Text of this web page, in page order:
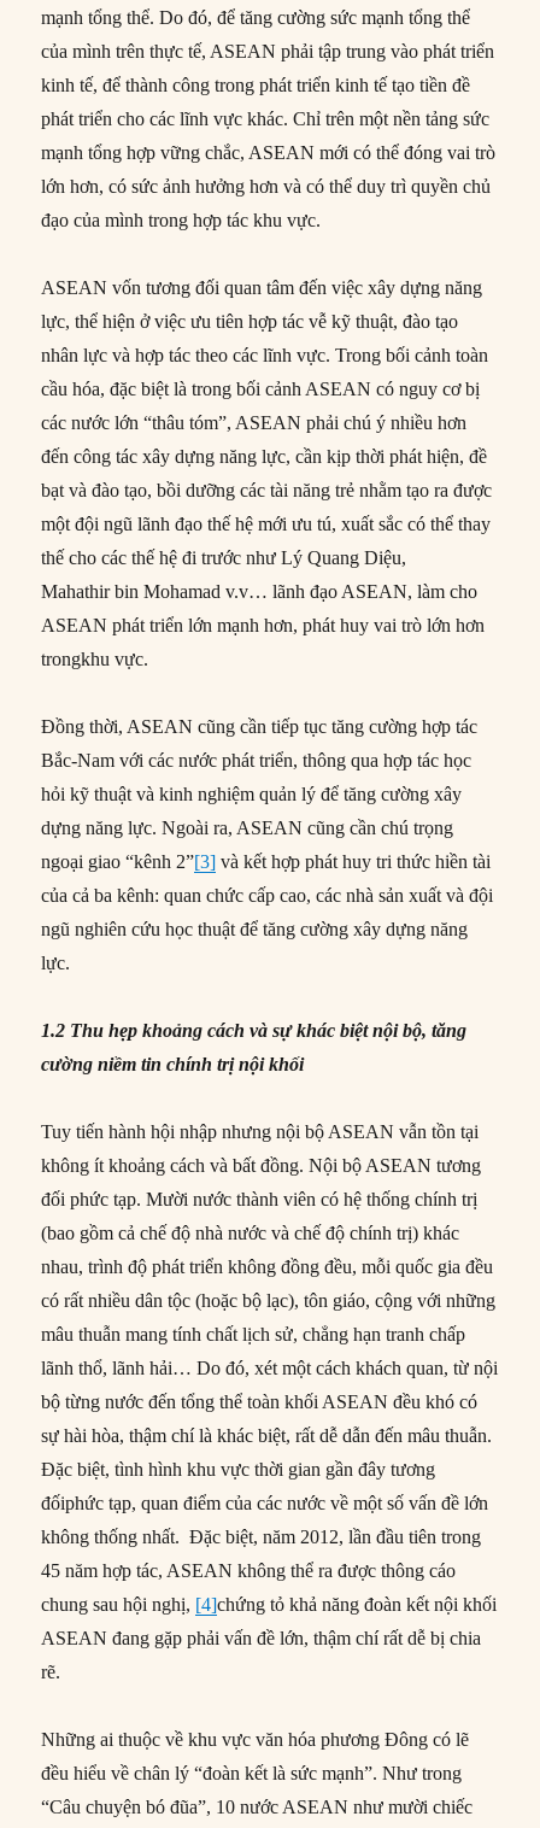
mạnh tổng thể. Do đó, để tăng cường sức mạnh tổng thể
của mình trên thực tế, ASEAN phải tập trung vào phát triển
kinh tế, để thành công trong phát triển kinh tế tạo tiền đề
phát triển cho các lĩnh vực khác. Chỉ trên một nền tảng sức
mạnh tổng hợp vững chắc, ASEAN mới có thể đóng vai trò
lớn hơn, có sức ảnh hưởng hơn và có thể duy trì quyền chủ
đạo của mình trong hợp tác khu vực.
ASEAN vốn tương đối quan tâm đến việc xây dựng năng
lực, thể hiện ở việc ưu tiên hợp tác vễ kỹ thuật, đào tạo
nhân lực và hợp tác theo các lĩnh vực. Trong bối cảnh toàn
cầu hóa, đặc biệt là trong bối cảnh ASEAN có nguy cơ bị
các nước lớn “thâu tóm”, ASEAN phải chú ý nhiều hơn
đến công tác xây dựng năng lực, cần kịp thời phát hiện, đề
bạt và đào tạo, bồi dưỡng các tài năng trẻ nhằm tạo ra được
một đội ngũ lãnh đạo thế hệ mới ưu tú, xuất sắc có thể thay
thế cho các thế hệ đi trước như Lý Quang Diệu,
Mahathir bin Mohamad v.v… lãnh đạo ASEAN, làm cho
ASEAN phát triển lớn mạnh hơn, phát huy vai trò lớn hơn
trongkhu vực.
Đồng thời, ASEAN cũng cần tiếp tục tăng cường hợp tác
Bắc-Nam với các nước phát triển, thông qua hợp tác học
hỏi kỹ thuật và kinh nghiệm quản lý để tăng cường xây
dựng năng lực. Ngoài ra, ASEAN cũng cần chú trọng
ngoại giao “kênh 2”[3] và kết hợp phát huy tri thức hiền tài
của cả ba kênh: quan chức cấp cao, các nhà sản xuất và đội
ngũ nghiên cứu học thuật để tăng cường xây dựng năng
lực.
1.2 Thu hẹp khoảng cách và sự khác biệt nội bộ, tăng
cường niềm tin chính trị nội khối
Tuy tiến hành hội nhập nhưng nội bộ ASEAN vẫn tồn tại
không ít khoảng cách và bất đồng. Nội bộ ASEAN tương
đối phức tạp. Mười nước thành viên có hệ thống chính trị
(bao gồm cả chế độ nhà nước và chế độ chính trị) khác
nhau, trình độ phát triển không đồng đều, mỗi quốc gia đều
có rất nhiều dân tộc (hoặc bộ lạc), tôn giáo, cộng với những
mâu thuẫn mang tính chất lịch sử, chẳng hạn tranh chấp
lãnh thổ, lãnh hải… Do đó, xét một cách khách quan, từ nội
bộ từng nước đến tổng thể toàn khối ASEAN đều khó có
sự hài hòa, thậm chí là khác biệt, rất dễ dẫn đến mâu thuẫn.
Đặc biệt, tình hình khu vực thời gian gần đây tương
đốiphức tạp, quan điểm của các nước về một số vấn đề lớn
không thống nhất. Đặc biệt, năm 2012, lần đầu tiên trong
45 năm hợp tác, ASEAN không thể ra được thông cáo
chung sau hội nghị, [4]chứng tỏ khả năng đoàn kết nội khối
ASEAN đang gặp phải vấn đề lớn, thậm chí rất dễ bị chia
rẽ.
Những ai thuộc về khu vực văn hóa phương Đông có lẽ
đều hiểu về chân lý “đoàn kết là sức mạnh”. Như trong
“Câu chuyện bó đũa”, 10 nước ASEAN như mười chiếc